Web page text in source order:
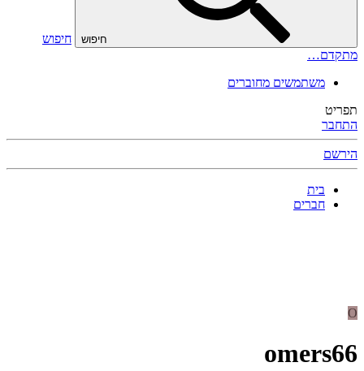
חיפוש
חיפוש
מתקדם…
משתמשים מחוברים
תפריט
התחבר
הירשם
בית
חברים
O
omers66